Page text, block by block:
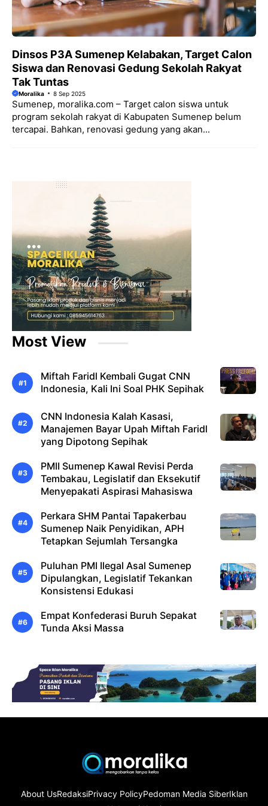
Dinsos P3A Sumenep Kelabakan, Target Calon
Siswa dan Renovasi Gedung Sekolah Rakyat
Tak Tuntas
Moralika 8 Sep 2025
Sumenep, moralika.com – Target calon siswa untuk
program sekolah rakyat di Kabupaten Sumenep belum
tercapai. Bahkan, renovasi gedung yang akan...
Most View
Miftah Faridl Kembali Gugat CNN
Indonesia, Kali Ini Soal PHK Sepihak
CNN Indonesia Kalah Kasasi,
Manajemen Bayar Upah Miftah Faridl
yang Dipotong Sepihak
PMII Sumenep Kawal Revisi Perda
Tembakau, Legislatif dan Eksekutif
Menyepakati Aspirasi Mahasiswa
Perkara SHM Pantai Tapakerbau
Sumenep Naik Penyidikan, APH
Tetapkan Sejumlah Tersangka
Puluhan PMI Ilegal Asal Sumenep
Dipulangkan, Legislatif Tekankan
Konsistensi Edukasi
Empat Konfederasi Buruh Sepakat
Tunda Aksi Massa
About UsRedaksiPrivacy PolicyPedoman Media SiberIklan